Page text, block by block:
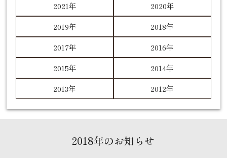
2021年
2020年
2019年
2018年
2017年
2016年
2015年
2014年
2013年
2012年
2018年のお知らせ